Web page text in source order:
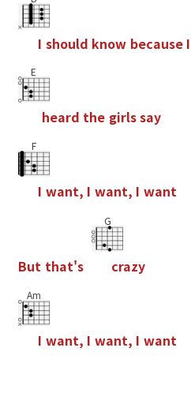
I should know because I
E
heard the girlssay
F
I want, I want, I want
But that's
G
crazy
Am
I want, I want, I want